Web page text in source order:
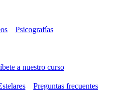
Psicografías
a nuestro curso
Preguntas frecuentes